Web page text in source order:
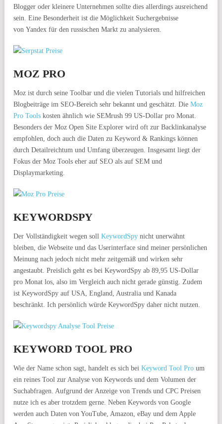
Blogger oder kleinere Unternehmen sollte dies allerdings ausreichend
sein. Eine Besonderheit ist die Möglichkeit Suchergebnisse
von Yandex für den russischen Markt zu analysieren.
MOZ PRO
Moz ist durch seine Toolbar und die vielen Tutorials und hilfreichen
Blogbeiträge im SEO-Bereich sehr bekannt und geschätzt. Die Moz
Pro Tools kosten ähnlich wie SEMrush 99 US-Dollar pro Monat.
Besonders der Moz Open Site Explorer wird oft zur Backlinkanalyse
empfohlen, doch auch die Daten zu Keyword & Rankings können
durch Detailreichtum und Umfang überzeugen. Insgesamt liegt der
Fokus der Moz Tools eher auf SEO als auf SEM und
Displaymarketing.
KEYWORDSPY
Der Vollständigkeit wegen soll KeywordSpy nicht unerwähnt
bleiben, die Webseite und das Userinterface sind meiner persönlichen
Meinung nach jedoch nicht mehr zeitgemäß und wirken sehr
angestaubt. Preislich geht es bei KeywordSpy ab 89,95 US-Dollar
pro Monat los, also im Vergleich auch nicht gerade günstig. Zudem
ist KeywordSpy auf USA, England, Australia und Kanada
beschränkt. Ich persönlich würde KeywordSpy daher nicht nutzen.
KEYWORD TOOL PRO
Wie der Name schon sagt, handelt es sich bei Keyword Tool Pro um
ein reines Tool zur Analyse von Keywords und dem Volumen der
Suchabfragen. Aufgrund der Anzeige von Trends und CPC Preisen
nutze ich es aber trotzdem gerne. Neben Keywords von Google
werden auch Daten von YouTube, Amazon, eBay und dem Apple